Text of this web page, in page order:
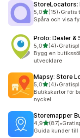
StoreLocators:
5,0av 5 stjärnor
(15)
15 recensioner
•Gratis
Spåra och visa
Prolo: Dealer &
5,0av 5 stjärnor
(4)
4 recensioner
•
Bygg en
utvecklare
Mapsy: Store
5,0av 5 stjärnor
(4)
4 recensioner
•
Butikskartor för
nyckel
Storemapper
4,9av 5 stjärnor
(87)
87 recensioner
•
Guida kunder till